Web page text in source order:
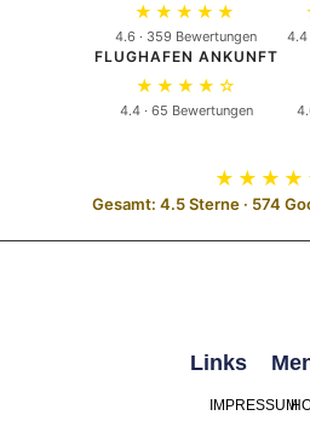
★★★★★
4.6 · 359 Bewertungen 4.4
FLUGHAFEN ANKUNFT
★★★★☆
4.4 · 65 Bewertungen
Gesamt: 4.5 Sterne · 574
Links
IMPRESSUM